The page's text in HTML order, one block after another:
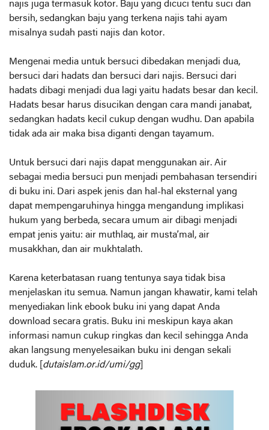
najis juga termasuk kotor. Baju yang dicuci tentu suci dan
bersih, sedangkan baju yang terkena najis tahi ayam
misalnya sudah pasti najis dan kotor.
Mengenai media untuk bersuci dibedakan menjadi dua,
bersuci dari hadats dan bersuci dari najis. Bersuci dari
hadats dibagi menjadi dua lagi yaitu hadats besar dan kecil.
Hadats besar harus disucikan dengan cara mandi janabat,
sedangkan hadats kecil cukup dengan wudhu. Dan apabila
tidak ada air maka bisa diganti dengan tayamum.
Untuk bersuci dari najis dapat menggunakan air. Air
sebagai media bersuci pun menjadi pembahasan tersendiri
di buku ini. Dari aspek jenis dan hal-hal eksternal yang
dapat mempengaruhinya hingga mengandung implikasi
hukum yang berbeda, secara umum air dibagi menjadi
empat jenis yaitu: air muthlaq, air musta’mal, air
musakkhan, dan air mukhtalath.
Karena keterbatasan ruang tentunya saya tidak bisa
menjelaskan itu semua. Namun jangan khawatir, kami telah
menyediakan link ebook buku ini yang dapat Anda
download secara gratis. Buku ini meskipun kaya akan
informasi namun cukup ringkas dan kecil sehingga Anda
akan langsung menyelesaikan buku ini dengan sekali
duduk. [ dutaislam.or.id/umi/gg]